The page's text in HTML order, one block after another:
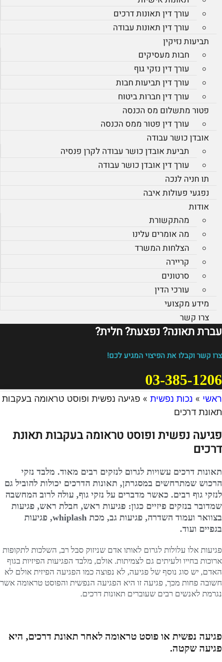
עורך דין תאונות דרכים
עורך דין תאונות עבודה
תביעות נזיקין
חבות מעסיקים
עורך דין נזקי גוף
עורך דין תביעות חבות
עורך דין חברות ביטוח
פטור מתשלום מס הכנסה
עורך דין פטור ממס הכנסה
אובדן כושר עבודה
תביעת אובדן כושר עבודה לקרן פנסיה
עורך דין אובדן כושר עבודה
תו חניה לנכה
נפגעי פעולות איבה
אודות
מהתקשורת
מה אומרים עלינו
הצלחות המשרד
קריירה
סרטונים
עורכי הדין
מידע מקצועי
צרו קשר
עברת תאונה? נפצעת? חלית?​
צרו קשר וקבלו את הפיצוי המגיע לכם!
03-385-1206
ראשי » נכות נפשית » פגיעה נפשית ופוסט טראומה בעקבות
תאונת דרכים
פגיעה נפשית ופוסט טראומה בעקבות תאונת
דרכים
תאונות דרכים עשויות לגרום לנזקים רבים מאוד. מלבד נזקי
הרכוש שמתרחשים במסגרתן, תאונות הדרכים יכולות להוביל גם
לנזקי גוף רבים. כאשר מדברים על נזקי גוף, עולה לרוב המחשבה
שמדובר בנזקים פיזיים כגון: פגיעות ראש, חבלת ראש, פגיעות
בצוואר ועמוד השדרה, פגיעות גב, מכת whiplash, פגיעות
בגפיים ועוד.
פגיעות אלו עלולות לגרום לאותו אדם שניזוק סבל רב, השלכות לתקופות
ארוכות בחייו ולעיתים גם לצמיתות. אולם, מלבד הפגיעות הפיזיות בגוף
האדם, יש סוג נוסף של פגיעה, לא נפוצה כמו הפגיעה הפיזית אולם לא
חשובה פחות מכך, פגיעה זו היא הפגיעה הנפשית והפוסט טראומה אשר
נגרמת לאנשים רבים שעוברים תאונות דרכים.
פגיעה נפשית או פוסט טראומה לאחר תאונת דרכים, היא
פגיעה שקטה.